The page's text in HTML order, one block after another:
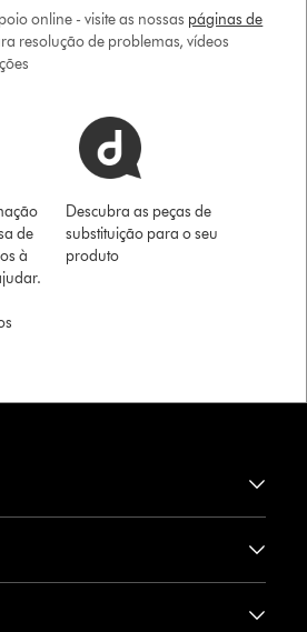
online - visite as nossas páginas de
resolução de problemas, vídeos
de
à
Descubra as peças de
substituição para o seu
produto